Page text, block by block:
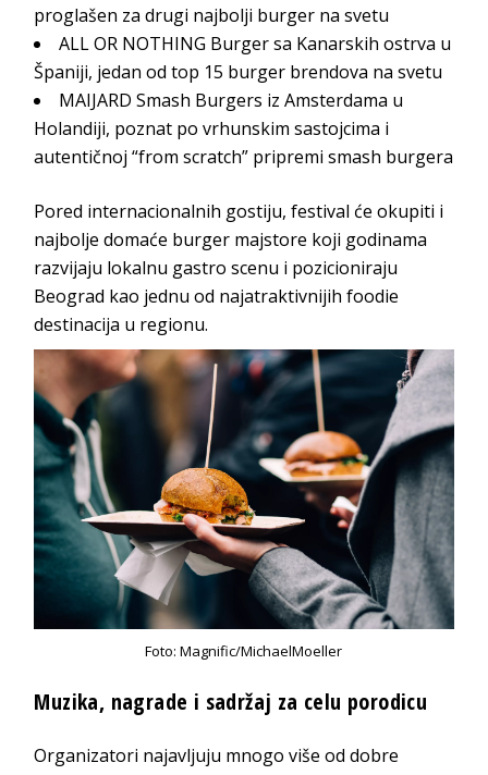
proglašen za drugi najbolji burger na svetu
ALL OR NOTHING Burger sa Kanarskih ostrva u
Španiji, jedan od top 15 burger brendova na svetu
MAIJARD Smash Burgers iz Amsterdama u
Holandiji, poznat po vrhunskim sastojcima i
autentičnoj “from scratch” pripremi smash burgera
Pored internacionalnih gostiju, festival će okupiti i
najbolje domaće burger majstore koji godinama
razvijaju lokalnu gastro scenu i pozicioniraju
Beograd kao jednu od najatraktivnijih foodie
destinacija u regionu.
Foto: Magnific/MichaelMoeller
Muzika, nagrade i sadržaj za celu porodicu
Organizatori najavljuju mnogo više od dobre